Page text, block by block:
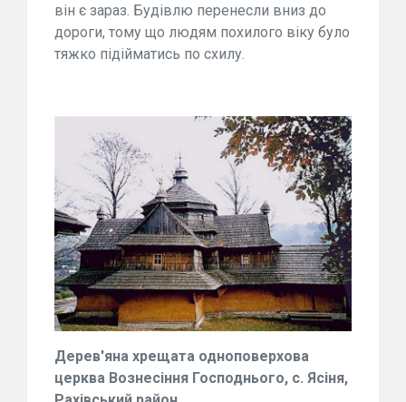
він є зараз. Будівлю перенесли вниз до
дороги, тому що людям похилого віку було
тяжко підійматись по схилу.
Дерев'яна хрещата одноповерхова
церква Вознесіння Господнього, с. Ясіня,